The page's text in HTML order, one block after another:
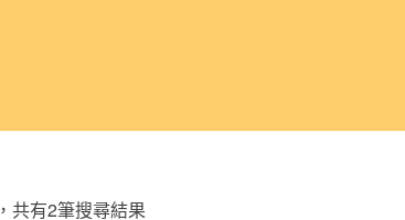
，共有2筆搜尋結果